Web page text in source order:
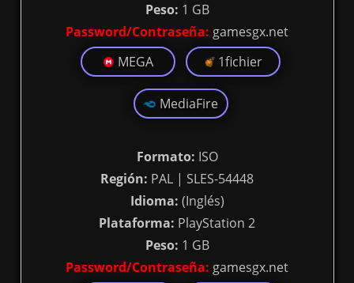
Peso: 1 GB
Password/Contraseña: gamesgx.net
MEGA
1fichier
MediaFire
Formato: ISO
Región: PAL | SLES-54448
Idioma: (Inglés)
Plataforma: PlayStation 2
Peso: 1 GB
Password/Contraseña: gamesgx.net